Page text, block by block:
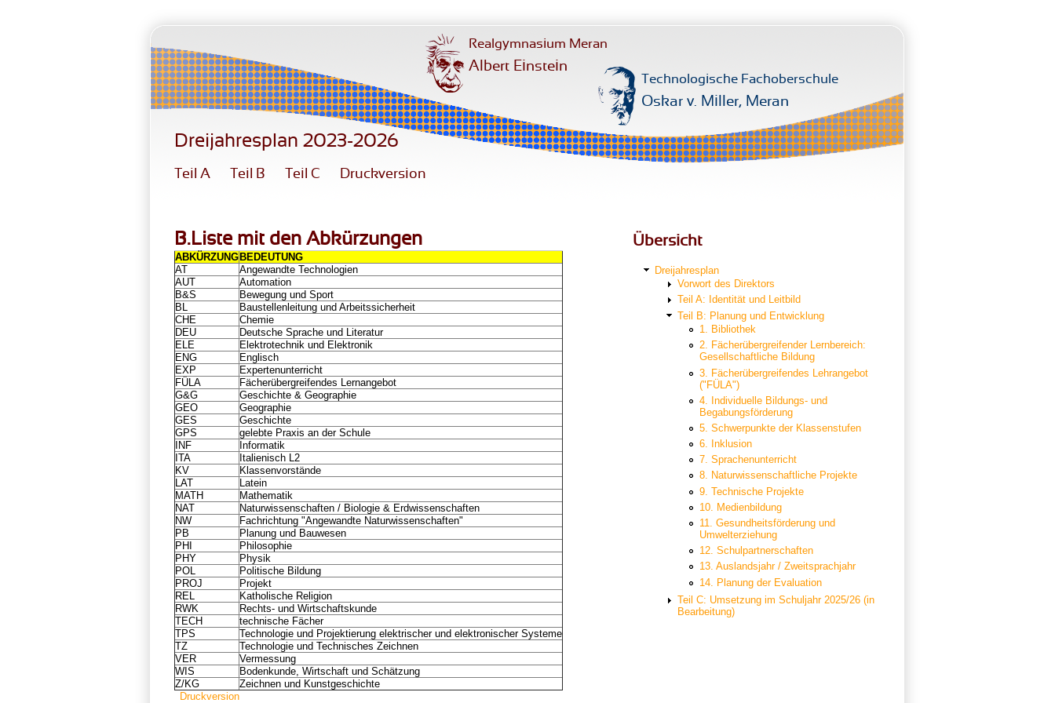
Realgymnasium Meran
Albert Einstein
Technologische Fachoberschule
Oskar v. Miller, Meran
Dreijahresplan 2023-2026
Teil A Teil B Teil C Druckversion
B.Liste mit den Abkürzungen
ABKÜRZUNG BEDEUTUNG
AT
Angewandte Technologien
AUT
Automation
B&S
Bewegung und Sport
BL
Baustellenleitung und Arbeitssicherheit
CHE
Chemie
DEU
Deutsche Sprache und Literatur
ELE
Elektrotechnik und Elektronik
ENG
Englisch
EXP
Expertenunterricht
FÜLA
Fächerübergreifendes Lernangebot
G&G
Geschichte & Geographie
GEO
Geographie
GES
Geschichte
GPS
gelebte Praxis an der Schule
INF
Informatik
ITA
Italienisch L2
KV
Klassenvorstände
LAT
Latein
MATH
Mathematik
NAT
Naturwissenschaften / Biologie & Erdwissenschaften
NW
Fachrichtung "Angewandte Naturwissenschaften"
PB
Planung und Bauwesen
PHI
Philosophie
PHY
Physik
POL
Politische Bildung
PROJ
Projekt
REL
Katholische Religion
RWK
Rechts- und Wirtschaftskunde
TECH
technische Fächer
TPS
Technologie und Projektierung elektrischer und elektronischer Systeme
TZ
Technologie und Technisches Zeichnen
VER
Vermessung
WIS
Bodenkunde, Wirtschaft und Schätzung
Z/KG
Zeichnen und Kunstgeschichte
Druckversion
Übersicht
Dreijahresplan
Vorwort des Direktors
Teil A: Identität und Leitbild
Teil B: Planung und Entwicklung
1. Bibliothek
2. Fächerübergreifender Lernbereich:
Gesellschaftliche Bildung
3. Fächerübergreifendes Lehrangebot
("FÜLA")
4. Individuelle Bildungs- und
Begabungsförderung
5. Schwerpunkte der Klassenstufen
6. Inklusion
7. Sprachenunterricht
8. Naturwissenschaftliche Projekte
9. Technische Projekte
10. Medienbildung
11. Gesundheitsförderung und
Umwelterziehung
12. Schulpartnerschaften
13. Auslandsjahr / Zweitsprachjahr
14. Planung der Evaluation
Teil C: Umsetzung im Schuljahr 2025/26 (in
Bearbeitung)